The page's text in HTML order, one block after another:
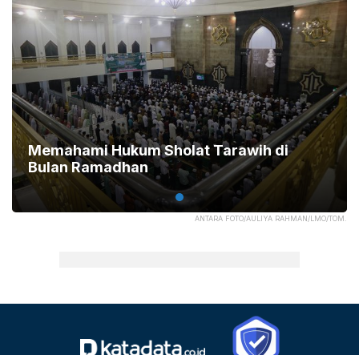
ANTARA FOTO/AULIYA RAHMAN/LMO/TOM.
Memahami Hukum Sholat Tarawih di
Bulan Ramadhan